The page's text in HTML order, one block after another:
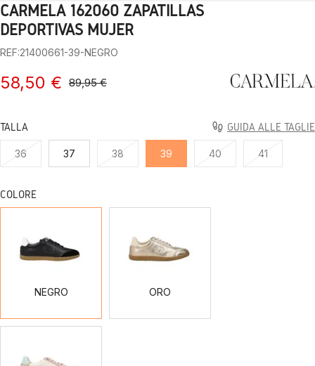
1 2 3 4 5 6 7
CARMELA 162060 ZAPATILLAS
DEPORTIVAS MUJER
REF:21400661-39-NEGRO
58,50 € 89,95 €
TALLA GUIDA ALLE TAGLIE
36 37 38 39 40 41
COLORE
NEGRO ORO